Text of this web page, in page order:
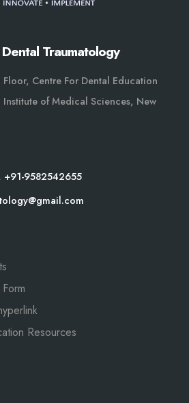
Traumatology
Floor, Centre For Dental Education
of Medical Sciences, New
+91-9582542655
Resources